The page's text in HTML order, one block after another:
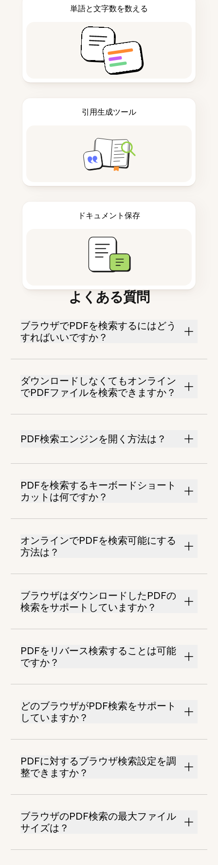
単語と文字数を数える
引用生成ツール
ドキュメント保存
よくある質問
ブラウザでPDFを検索するにはどう
すればいいですか？
ダウンロードしなくてもオンライン
でPDFファイルを検索できますか？
PDF検索エンジンを開く方法は？
PDFを検索するキーボードショート
カットは何ですか？
オンラインでPDFを検索可能にする
方法は？
ブラウザはダウンロードしたPDFの
検索をサポートしていますか？
PDFをリバース検索することは可能
ですか？
どのブラウザがPDF検索をサポート
していますか？
PDFに対するブラウザ検索設定を調
整できますか？
ブラウザのPDF検索の最大ファイル
サイズは？